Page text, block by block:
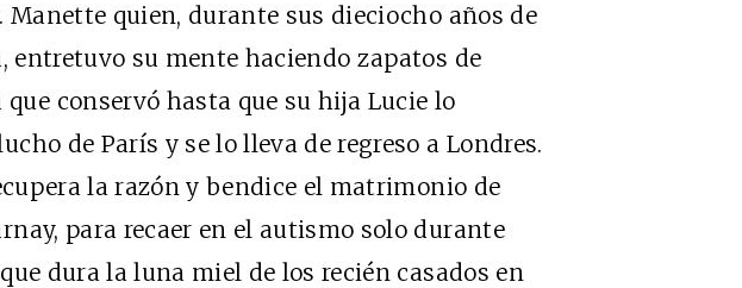
Manette quien, durante sus dieciocho años de
entretuvo su mente haciendo zapatos de
conservó hasta que su hija Lucie lo
de París y se lo lleva de regreso a Londres.
la razón y bendice el matrimonio de
para recaer en el autismo solo durante
dura la luna miel de los recién casados en